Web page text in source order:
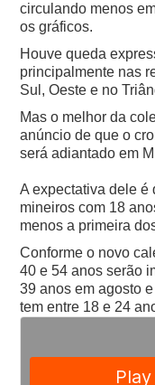
circulando menos
os gráficos.
Houve queda
principalmente nas
Sul, Oeste e no
Mas o melhor da
anúncio de que o
será adiantado em
A expectativa dele é
mineiros com 18
menos a primeira
Conforme o novo
40 e 54 anos serão
39 anos em agosto
tem entre 18 e 24